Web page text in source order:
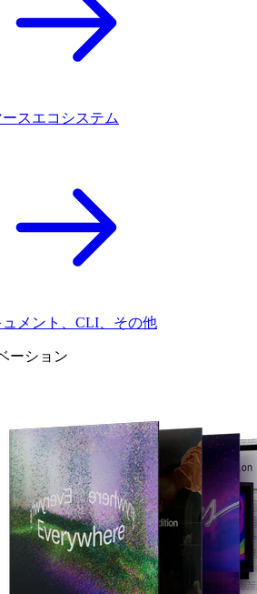
スエコシステム
ュメント、CLI、その他
ーション